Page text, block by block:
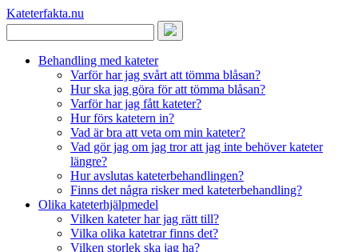
Kateterfakta.nu
Behandling med kateter
Varför har jag svårt att tömma blåsan?
Hur ska jag göra för att tömma blåsan?
Varför har jag fått kateter?
Hur förs katetern in?
Vad är bra att veta om min kateter?
Vad gör jag om jag tror att jag inte behöver kateter
längre?
Hur avslutas kateterbehandlingen?
Finns det några risker med kateterbehandling?
Olika kateterhjälpmedel
Vilken kateter har jag rätt till?
Vilka olika katetrar finns det?
Vilken storlek ska jag ha?